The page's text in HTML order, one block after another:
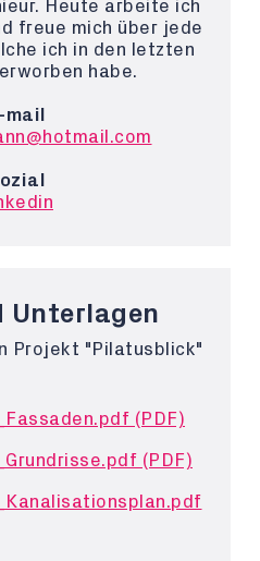
Heute arbeite ich
freue mich über jede
ich in den letzten
habe.
mail
Unterlagen
Projekt "Pilatusblick"
(PDF)
(PDF)